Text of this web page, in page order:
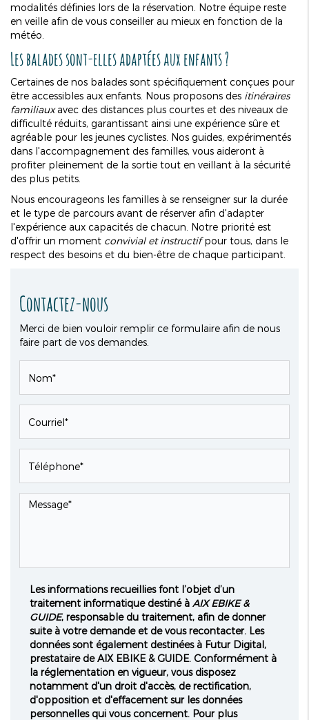
modalités définies lors de la réservation. Notre équipe reste
en veille afin de vous conseiller au mieux en fonction de la
météo.
Les balades sont-elles adaptées aux enfants ?
Certaines de nos balades sont spécifiquement conçues pour
être accessibles aux enfants. Nous proposons des itinéraires
familiauxavec des distances plus courtes et des niveaux de
difficulté réduits, garantissant ainsi une expérience sûre et
agréable pour les jeunes cyclistes. Nos guides, expérimentés
dans l'accompagnement des familles, vous aideront à
profiter pleinement de la sortie tout en veillant à la sécurité
des plus petits.
Nous encourageons les familles à se renseigner sur la durée
et le type de parcours avant de réserver afin d'adapter
l'expérience aux capacités de chacun. Notre priorité est
d'offrir un moment convivial et instructifpour tous, dans le
respect des besoins et du bien-être de chaque participant.
Contactez-nous
Merci de bien vouloir remplir ce formulaire afin de nous
faire part de vos demandes.
Les informations recueillies font l’objet d’un
traitement informatique destiné àAIX EBIKE &
GUIDE, responsable du traitement, afin de donner
suite à votre demande et de vous recontacter. Les
données sont également destinées à Futur Digital,
prestataire de AIX EBIKE & GUIDE. Conformément à
la réglementation en vigueur, vous disposez
notamment d'un droit d'accès, de rectification,
d'opposition et d'effacement sur les données
personnelles qui vous concernent. Pour plus